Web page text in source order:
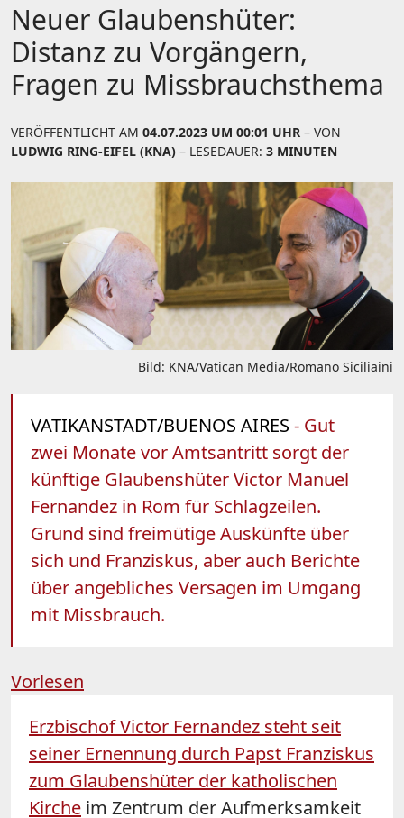
Neuer Glaubenshüter:
Distanz zu Vorgängern,
Fragen zu Missbrauchsthema
VERÖFFENTLICHT AM 04.07.2023 UM 00:01 UHR – VON
LUDWIG RING-EIFEL (KNA) – LESEDAUER: 3 MINUTEN
Bild: KNA/Vatican Media/Romano Siciliaini
VATIKANSTADT/BUENOS AIRES - Gut
zwei Monate vor Amtsantritt sorgt der
künftige Glaubenshüter Victor Manuel
Fernandez in Rom für Schlagzeilen.
Grund sind freimütige Auskünfte über
sich und Franziskus, aber auch Berichte
über angebliches Versagen im Umgang
mit Missbrauch.
Vorlesen
Erzbischof Victor Fernandez steht seit
seiner Ernennung durch Papst Franziskus
zum Glaubenshüter der katholischen
Kirche im Zentrum der Aufmerksamkeit